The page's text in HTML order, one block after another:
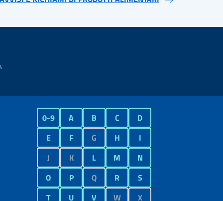
0-9 A B C
D
E
F G H
I
J
K L M
N
O
P Q R
S
T
U V W
X